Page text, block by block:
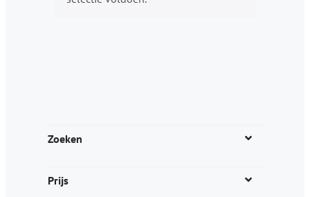
Zoeken
Prijs